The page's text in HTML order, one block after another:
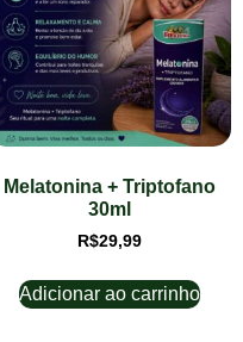
Melatonina + Triptofano
30ml
R$29,99
Adicionar ao carrinho